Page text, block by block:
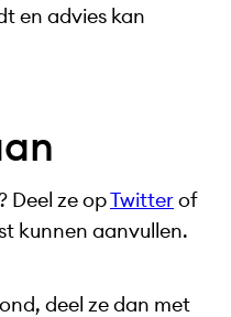
en advies kan
Deel ze opTwitterof
kunnen aanvullen.
deel ze dan met